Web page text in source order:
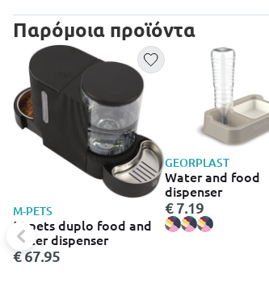
Παρόμοια προϊόντα
M-PETS
M-pets duplo food and
water dispenser
€ 67.95
GEORPLAST
Water and food
dispenser
€ 7.19